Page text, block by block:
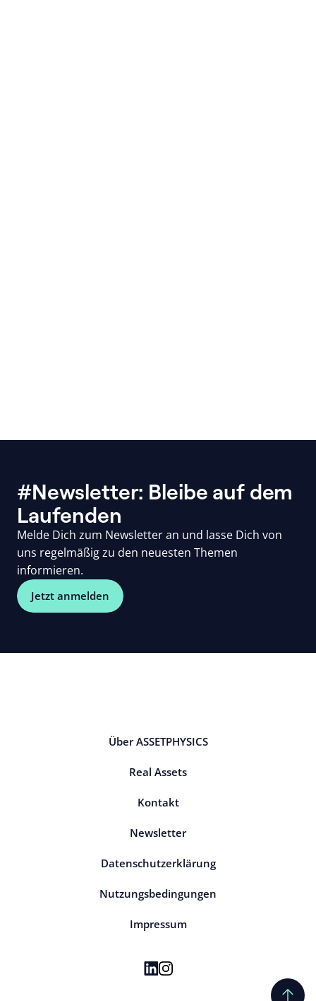
#Newsletter: Bleibe auf dem
Laufenden
Melde Dich zum Newsletter an und lasse Dich von
uns regelmäßig zu den neuesten Themen
informieren.
Jetzt anmelden
Über ASSETPHYSICS
Real Assets
Kontakt
Newsletter
Datenschutzerklärung
Nutzungsbedingungen
Impressum